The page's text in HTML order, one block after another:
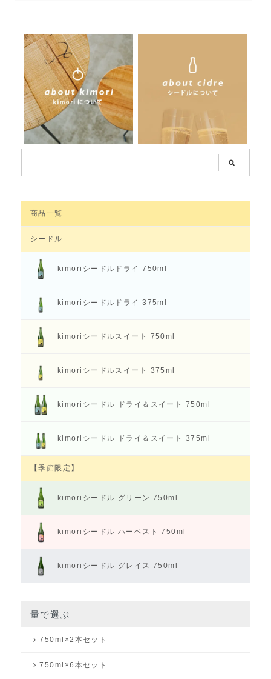
商品一覧
シードル
kimoriシードル ドライ 750ml
kimoriシードル ドライ 375ml
kimoriシードル スイート 750ml
kimoriシードル スイート 375ml
kimoriシードル ドライ＆スイート 750ml
kimoriシードル ドライ＆スイート 375ml
【季節限定】
kimoriシードル グリーン 750ml
kimoriシードル ハーベスト 750ml
kimoriシードル グレイス 750ml
量で選ぶ
750ml×2本セット
750ml×6本セット